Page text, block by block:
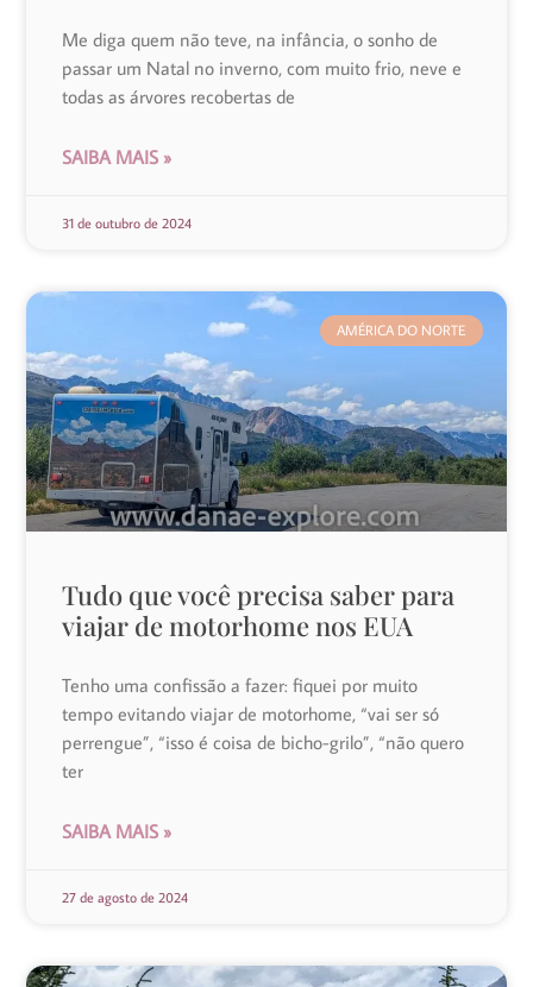
Me diga quem não teve, na infância, o sonho de
passar um Natal no inverno, com muito frio, neve e
todas as árvores recobertas de
SAIBA MAIS »
31 de outubro de 2024
AMÉRICA DO NORTE
Tudo que você precisa saber para
viajar de motorhome nos EUA
Tenho uma confissão a fazer: fiquei por muito
tempo evitando viajar de motorhome, “vai ser só
perrengue”, “isso é coisa de bicho-grilo”, “não quero
ter
SAIBA MAIS »
27 de agosto de 2024